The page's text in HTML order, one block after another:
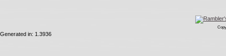
Generated in: 1.3936